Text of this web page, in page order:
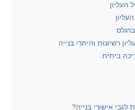
העליון
רשיונות והיתרי בנייה
ביתית
אישורי בנייה?